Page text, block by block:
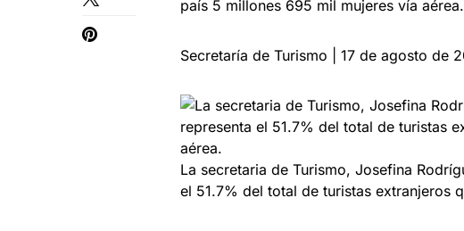
país 5 millones 695 mil mujeres vía aérea.
Secretaría de Turismo | 17 de agosto de
La secretaria de Turismo, Josefina
el 51.7% del total de turistas extranjeros